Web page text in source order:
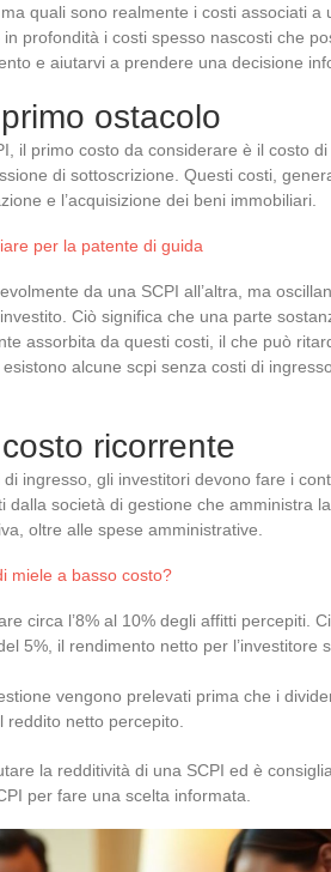
quali sono realmente i costi associati a
profondità i costi spesso nascosti che
e aiutarvi a prendere una decisione
ostacolo
il primo costo da considerare è il costo di
di sottoscrizione. Questi costi,
e l’acquisizione dei beni immobiliari.
per la patente di guida
da una SCPI all’altra, ma
Ciò significa che una parte
assorbita da questi costi, il che può
alcune scpi senza costi di
ricorrente
ingresso, gli investitori devono fare i
società di gestione che amministra
oltre alle spese amministrative.
miele a basso costo?
circa l’8% al 10% degli affitti percepiti.
5%, il rendimento netto per l’investitore
vengono prelevati prima che i
netto percepito.
la redditività di una SCPI ed è
per fare una scelta informata.